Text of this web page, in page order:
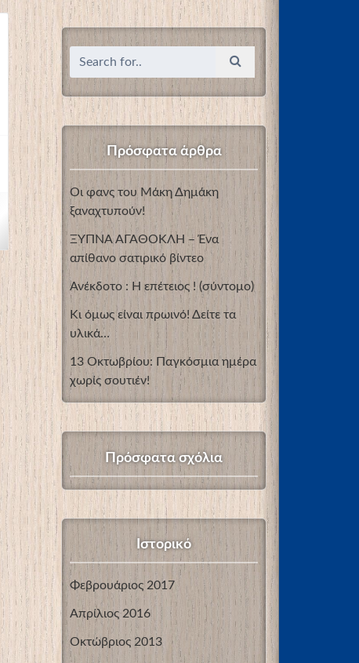
Πρόσφατα άρθρα
Οι φανς του Μάκη Δημάκη
ξαναχτυπούν!
ΞΥΠΝΑ ΑΓΑΘΟΚΛΗ – Ένα
απίθανο σατιρικό βίντεο
Ανέκδοτο : Η επέτειος ! (σύντομο)
Κι όμως είναι πρωινό! Δείτε τα
υλικά…
13 Οκτωβρίου: Παγκόσμια ημέρα
χωρίς σουτιέν!
Πρόσφατα σχόλια
Ιστορικό
Φεβρουάριος 2017
Απρίλιος 2016
Οκτώβριος 2013